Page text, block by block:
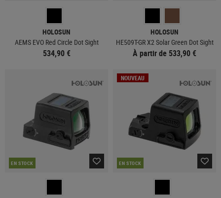
HOLOSUN
AEMS EVO Red Circle Dot Sight
534,90 €
HOLOSUN
HE509T-GR X2 Solar Green Dot Sight
À partir de 533,90 €
EN STOCK
NOUVEAU
EN STOCK